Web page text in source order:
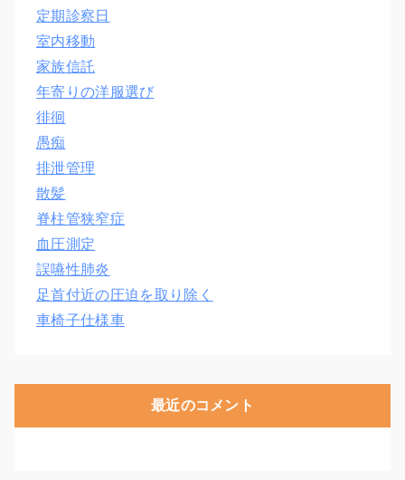
定期診察日
室内移動
家族信託
年寄りの洋服選び
徘徊
愚痴
排泄管理
散髪
脊柱管狭窄症
血圧測定
誤嚥性肺炎
足首付近の圧迫を取り除く
車椅子仕様車
最近のコメント